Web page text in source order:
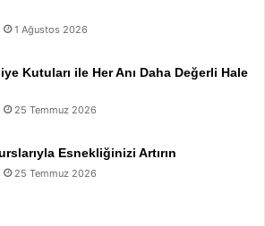
1 Ağustos 2026
Kutuları ile Her Anı Daha Değerli Hale
25 Temmuz 2026
Esnekliğinizi Artırın
25 Temmuz 2026